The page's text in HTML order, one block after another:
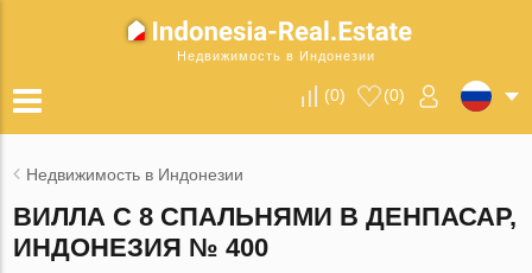
Недвижимость в Индонезии
(0) (0)
Недвижимость в Индонезии
ВИЛЛА С 8 СПАЛЬНЯМИ В ДЕНПАСАР,
ИНДОНЕЗИЯ № 400